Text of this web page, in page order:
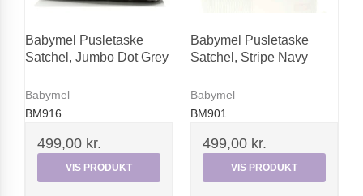
Babymel Pusletaske
Satchel, Jumbo Dot Grey
Babymel
BM916
499,00 kr.
VIS PRODUKT
Babymel Pusletaske
Satchel, Stripe Navy
Babymel
BM901
499,00 kr.
VIS PRODUKT